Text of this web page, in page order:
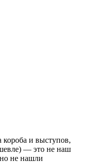
короба и выступов,
— это не наш
не нашли